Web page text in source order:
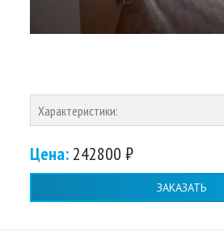
Характеристики:
Цена:242800 ₽
ЗАКАЗАТЬ